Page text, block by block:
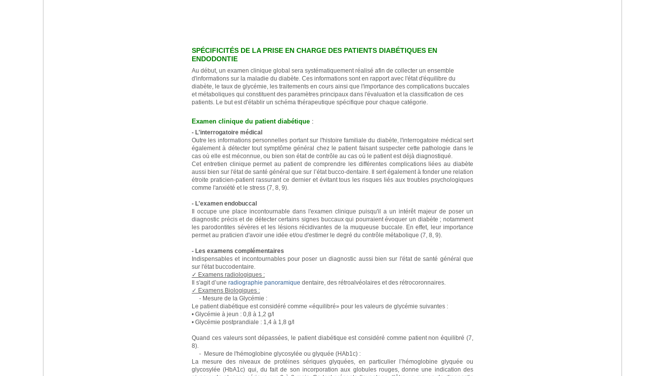
SPÉCIFICITÉS DE LA PRISE EN CHARGE DES PATIENTS DIABÉTIQUES EN
ENDODONTIE
Au début, un examen clinique global sera systématiquement réalisé afin de collecter un ensemble
d'informations sur la maladie du diabète. Ces informations sont en rapport avec l'état d'équilibre du
diabète, le taux de glycémie, les traitements en cours ainsi que l'importance des complications buccales
et métaboliques qui constituent des paramètres principaux dans l'évaluation et la classification de ces
patients. Le but est d'établir un schéma thérapeutique spécifique pour chaque catégorie.
Examen clinique du patient diabétique :
- L'interrogatoire médical
Outre les informations personnelles portant sur l'histoire familiale du diabète, l'interrogatoire médical sert
également à détecter tout symptôme général chez le patient faisant suspecter cette pathologie dans le
cas où elle est méconnue, ou bien son état de contrôle au cas où le patient est déjà diagnostiqué.
Cet entretien clinique permet au patient de comprendre les différentes complications liées au diabète
aussi bien sur l'état de santé général que sur l’état bucco-dentaire. Il sert également à fonder une relation
étroite praticien-patient rassurant ce dernier et évitant tous les risques liés aux troubles psychologiques
comme l'anxiété et le stress (7, 8, 9).
- L'examen endobuccal
Il occupe une place incontournable dans l'examen clinique puisqu'il a un intérêt majeur de poser un
diagnostic précis et de détecter certains signes buccaux qui pourraient évoquer un diabète ; notamment
les parodontites sévères et les lésions récidivantes de la muqueuse buccale. En effet, leur importance
permet au praticien d'avoir une idée et/ou d'estimer le degré du contrôle métabolique (7, 8, 9).
- Les examens complémentaires
Indispensables et incontournables pour poser un diagnostic aussi bien sur l'état de santé général que
sur l'état buccodentaire.
✓ Examens radiologiques :
Il s'agit d’une radiographie panoramique dentaire, des rétroalvéolaires et des rétrocoronnaires.
✓ Examens Biologiques :
- Mesure de la Glycémie :
Le patient diabétique est considéré comme «équilibré» pour les valeurs de glycémie suivantes :
• Glycémie à jeun : 0,8 à 1,2 g/l
• Glycémie postprandiale : 1,4 à 1,8 g/l
Quand ces valeurs sont dépassées, le patient diabétique est considéré comme patient non équilibré (7,
8).
- Mesure de l'hémoglobine glycosylée ou glyquée (HAb1c) :
La mesure des niveaux de protéines sériques glyquées, en particulier l’hémoglobine glyquée ou
glycosylée (HbA1c) qui, du fait de son incorporation aux globules rouges, donne une indication des